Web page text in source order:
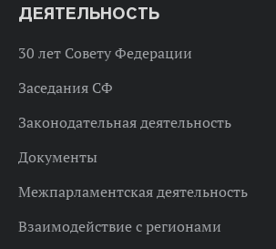
ДЕЯТЕЛЬНОСТЬ
30 лет Совету Федерации
Заседания СФ
Законодательная деятельность
Документы
Межпарламентская деятельность
Взаимодействие с регионами